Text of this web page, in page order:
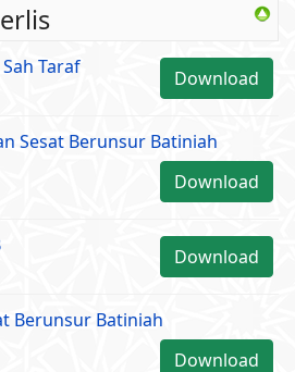
Taraf Download
Sesat Berunsur Batiniah
Download
Download
Berunsur Batiniah
Download